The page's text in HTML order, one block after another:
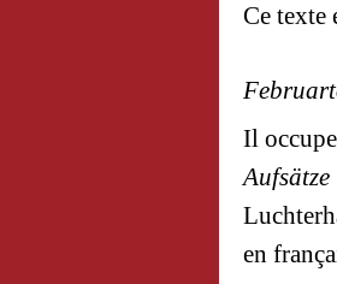
Ce texte
Il
en